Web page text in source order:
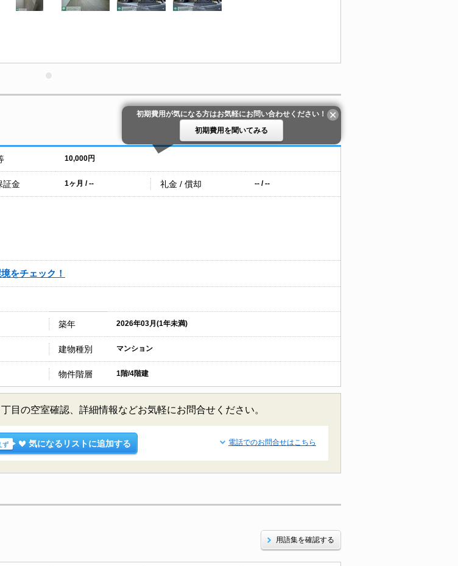
初期費用が気になる方はお気軽にお問い合わせください！
初期費用を聞いてみる
10,000円
証金 1ヶ月 / -- 礼金 / 償却 -- / --
をチェック！
築年 2026年03月(1年未満)
建物種別 マンション
物件階層 1階/4階建
の空室確認、詳細情報などお気軽にお問合せください。
ず 気になるリストに追加する 電話でのお問合せはこちら
用語集を確認する